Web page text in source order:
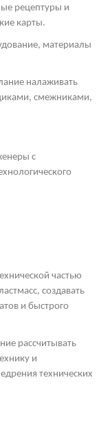
рецептуры и
карты.
материалы
налаживать
смежниками,
с
частью
создавать
и быстрого
рассчитывать
и
технических